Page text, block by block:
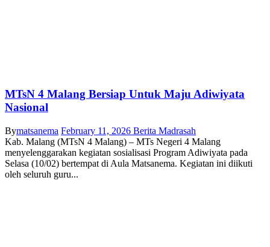
MTsN 4 Malang Bersiap Untuk Maju Adiwiyata
Nasional
Bymatsanema February 11, 2026 Berita Madrasah
Kab. Malang (MTsN 4 Malang) – MTs Negeri 4 Malang
menyelenggarakan kegiatan sosialisasi Program Adiwiyata pada
Selasa (10/02) bertempat di Aula Matsanema. Kegiatan ini diikuti
oleh seluruh guru...